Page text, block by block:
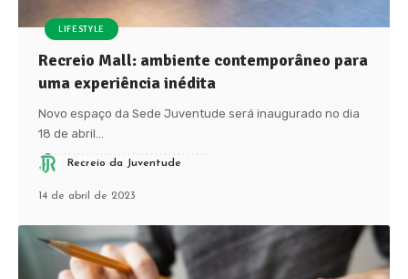
LIFESTYLE
Recreio Mall: ambiente contemporâneo para
uma experiência inédita
Novo espaço da Sede Juventude será inaugurado no dia
18 de abril
Recreio da Juventude
14 de abril de 2023